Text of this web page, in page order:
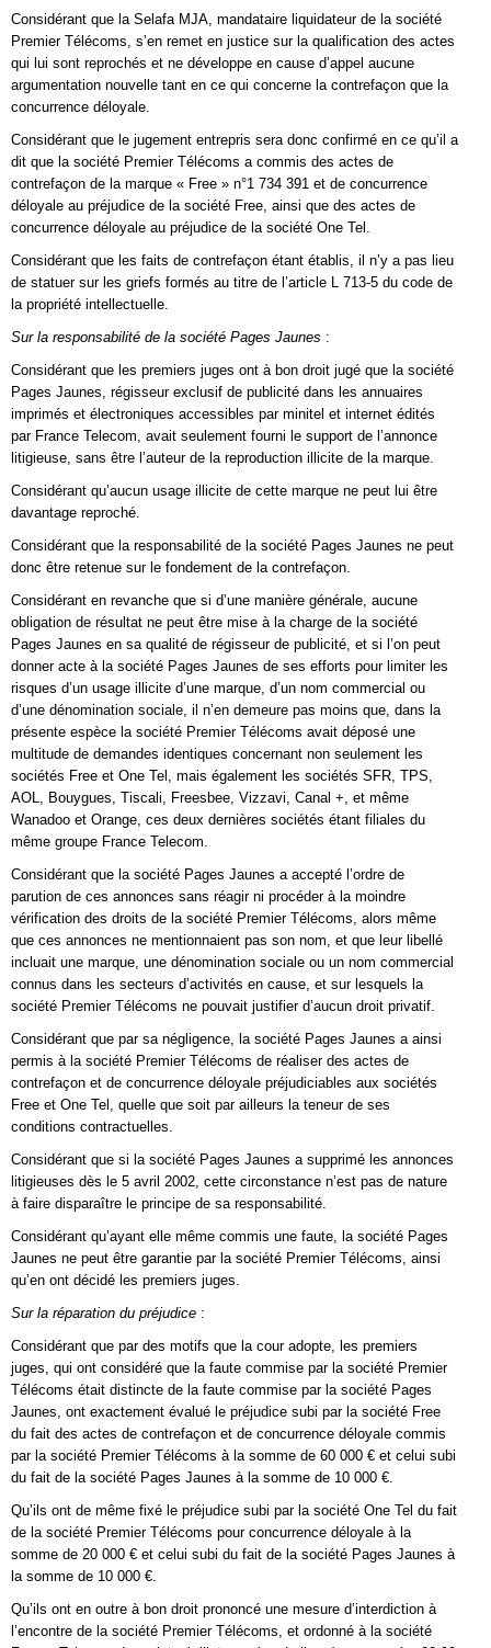
Considérant que la Selafa MJA, mandataire liquidateur de la société
Premier Télécoms, s’en remet en justice sur la qualification des actes
qui lui sont reprochés et ne développe en cause d’appel aucune
argumentation nouvelle tant en ce qui concerne la contrefaçon que la
concurrence déloyale.
Considérant que le jugement entrepris sera donc confirmé en ce qu’il a
dit que la société Premier Télécoms a commis des actes de
contrefaçon de la marque « Free » n°1 734 391 et de concurrence
déloyale au préjudice de la société Free, ainsi que des actes de
concurrence déloyale au préjudice de la société One Tel.
Considérant que les faits de contrefaçon étant établis, il n’y a pas lieu
de statuer sur les griefs formés au titre de l’article L 713-5 du code de
la propriété intellectuelle.
Sur la responsabilité de la société Pages Jaunes :
Considérant que les premiers juges ont à bon droit jugé que la société
Pages Jaunes, régisseur exclusif de publicité dans les annuaires
imprimés et électroniques accessibles par minitel et internet édités
par France Telecom, avait seulement fourni le support de l’annonce
litigieuse, sans être l’auteur de la reproduction illicite de la marque.
Considérant qu’aucun usage illicite de cette marque ne peut lui être
davantage reproché.
Considérant que la responsabilité de la société Pages Jaunes ne peut
donc être retenue sur le fondement de la contrefaçon.
Considérant en revanche que si d’une manière générale, aucune
obligation de résultat ne peut être mise à la charge de la société
Pages Jaunes en sa qualité de régisseur de publicité, et si l’on peut
donner acte à la société Pages Jaunes de ses efforts pour limiter les
risques d’un usage illicite d’une marque, d’un nom commercial ou
d’une dénomination sociale, il n’en demeure pas moins que, dans la
présente espèce la société Premier Télécoms avait déposé une
multitude de demandes identiques concernant non seulement les
sociétés Free et One Tel, mais également les sociétés SFR, TPS,
AOL, Bouygues, Tiscali, Freesbee, Vizzavi, Canal +, et même
Wanadoo et Orange, ces deux dernières sociétés étant filiales du
même groupe France Telecom.
Considérant que la société Pages Jaunes a accepté l’ordre de
parution de ces annonces sans réagir ni procéder à la moindre
vérification des droits de la société Premier Télécoms, alors même
que ces annonces ne mentionnaient pas son nom, et que leur libellé
incluait une marque, une dénomination sociale ou un nom commercial
connus dans les secteurs d’activités en cause, et sur lesquels la
société Premier Télécoms ne pouvait justifier d’aucun droit privatif.
Considérant que par sa négligence, la société Pages Jaunes a ainsi
permis à la société Premier Télécoms de réaliser des actes de
contrefaçon et de concurrence déloyale préjudiciables aux sociétés
Free et One Tel, quelle que soit par ailleurs la teneur de ses
conditions contractuelles.
Considérant que si la société Pages Jaunes a supprimé les annonces
litigieuses dès le 5 avril 2002, cette circonstance n’est pas de nature
à faire disparaître le principe de sa responsabilité.
Considérant qu’ayant elle même commis une faute, la société Pages
Jaunes ne peut être garantie par la société Premier Télécoms, ainsi
qu’en ont décidé les premiers juges.
Sur la réparation du préjudice :
Considérant que par des motifs que la cour adopte, les premiers
juges, qui ont considéré que la faute commise par la société Premier
Télécoms était distincte de la faute commise par la société Pages
Jaunes, ont exactement évalué le préjudice subi par la société Free
du fait des actes de contrefaçon et de concurrence déloyale commis
par la société Premier Télécoms à la somme de 60 000 € et celui subi
du fait de la société Pages Jaunes à la somme de 10 000 €.
Qu’ils ont de même fixé le préjudice subi par la société One Tel du fait
de la société Premier Télécoms pour concurrence déloyale à la
somme de 20 000 € et celui subi du fait de la société Pages Jaunes à
la somme de 10 000 €.
Qu’ils ont en outre à bon droit prononcé une mesure d’interdiction à
l’encontre de la société Premier Télécoms, et ordonné à la société